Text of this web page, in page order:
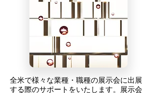
全米で様々な業種・職種の展示会に出展
する際のサポートをいたします。展示会